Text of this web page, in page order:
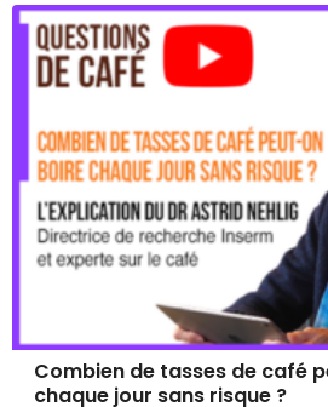
Combien de tasses de café
chaque jour sans risque ?